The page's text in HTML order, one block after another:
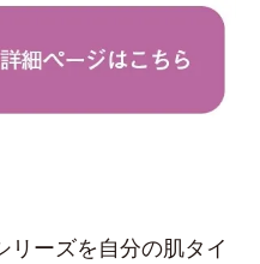
リーズを自分の肌タイ